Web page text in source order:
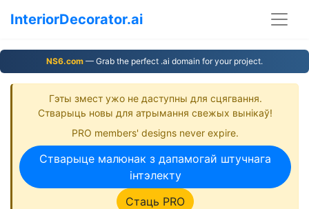
InteriorDecorator.ai
NS6.com — Grab the perfect .ai domain for your project.
Гэты змест ужо не даступны для сцягвання.
Стварыць новы для атрымання свежых вынікаў!
PRO members' designs never expire.
Стварыце малюнак з дапамогай штучнага
інтэлекту
Стаць PRO